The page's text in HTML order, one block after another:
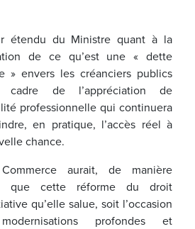
étendu du Ministre quant à la
de ce qu’est une « dette
» envers les créanciers publics
de l’appréciation de
professionnelle qui continuera
en pratique, l’accès réel à
chance.
aurait, de manière
que cette réforme du droit
qu’elle salue, soit l’occasion
profondes et